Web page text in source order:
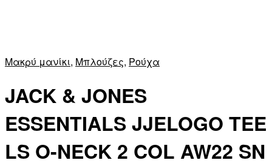
Μακρύ μανίκι, Μπλούζες, Ρούχα
JACK & JONES
ESSENTIALS JJELOGO TEE
LS O-NECK 2 COL AW22 SN